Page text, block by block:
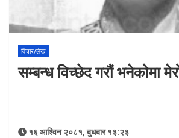
विचार/लेख
सम्बन्ध विच्छेद गरौं भनेकोमा
१६ आश्विन २०८१, बुधबार १३:२३